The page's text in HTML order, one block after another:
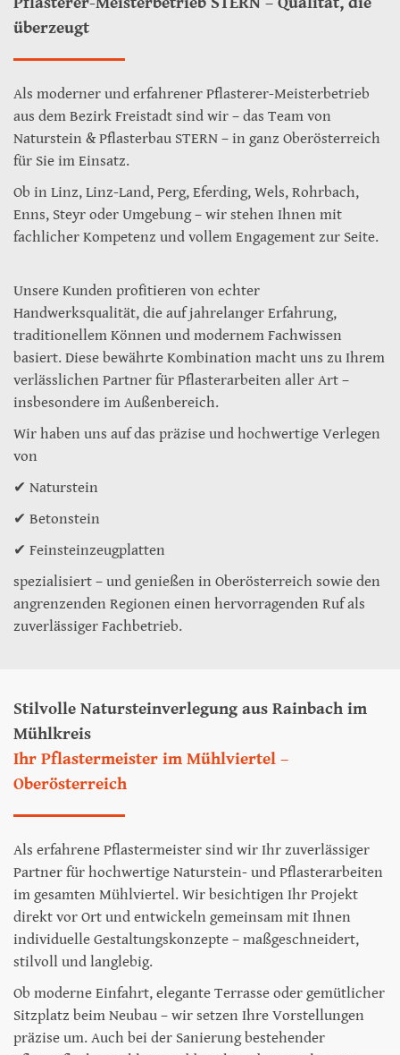
überzeugt
Als moderner und erfahrener Pflasterer-Meisterbetrieb
aus dem Bezirk Freistadt sind wir – das Team von
Naturstein & Pflasterbau STERN – in ganz Oberösterreich
für Sie im Einsatz.
Ob in Linz, Linz-Land, Perg, Eferding, Wels, Rohrbach,
Enns, Steyr oder Umgebung – wir stehen Ihnen mit
fachlicher Kompetenz und vollem Engagement zur Seite.
Unsere Kunden profitieren von echter
Handwerksqualität, die auf jahrelanger Erfahrung,
traditionellem Können und modernem Fachwissen
basiert. Diese bewährte Kombination macht uns zu Ihrem
verlässlichen Partner für Pflasterarbeiten aller Art –
insbesondere im Außenbereich.
Wir haben uns auf das präzise und hochwertige Verlegen
von
✔ Naturstein
✔ Betonstein
✔ Feinsteinzeugplatten
spezialisiert – und genießen in Oberösterreich sowie den
angrenzenden Regionen einen hervorragenden Ruf als
zuverlässiger Fachbetrieb.
Stilvolle Natursteinverlegung aus Rainbach im
Mühlkreis
Ihr Pflastermeister im Mühlviertel –
Oberösterreich
Als erfahrene Pflastermeister sind wir Ihr zuverlässiger
Partner für hochwertige Naturstein- und Pflasterarbeiten
im gesamten Mühlviertel. Wir besichtigen Ihr Projekt
direkt vor Ort und entwickeln gemeinsam mit Ihnen
individuelle Gestaltungskonzepte – maßgeschneidert,
stilvoll und langlebig.
Ob moderne Einfahrt, elegante Terrasse oder gemütlicher
Sitzplatz beim Neubau – wir setzen Ihre Vorstellungen
präzise um. Auch bei der Sanierung bestehender